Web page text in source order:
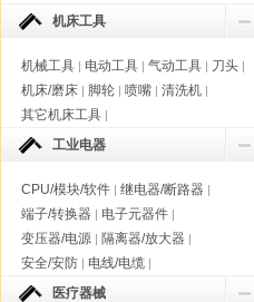
机床工具
机械工具 | 电动工具 | 气动工具 | 刀头 |
机床/磨床 | 脚轮 | 喷嘴 | 清洗机 |
其它机床工具 |
工业电器
CPU/模块/软件 | 继电器/断路器 |
端子/转换器 | 电子元器件 |
变压器/电源 | 隔离器/放大器 |
安全/安防 | 电线/电缆 |
医疗器械